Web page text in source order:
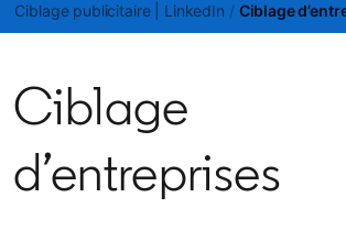
Ciblage publicitaire | LinkedIn Ciblage
Ciblage
d’entreprises